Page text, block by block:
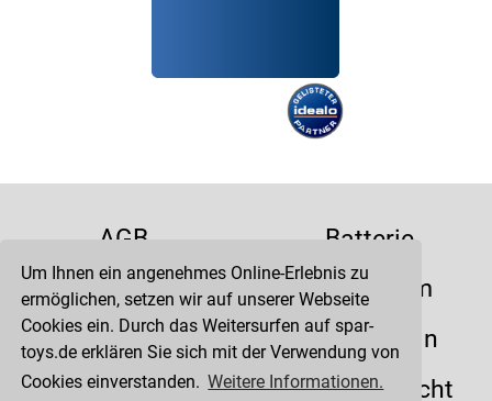
Um Ihnen ein angenehmes Online-Erlebnis zu
ermöglichen, setzen wir auf unserer Webseite
Cookies ein. Durch das Weitersurfen auf spar-
toys.de erklären Sie sich mit der Verwendung von
Cookies einverstanden. Weitere Informationen.
AGB
Batterie
Datenschutz
Impressum
Kontakt
Liefertermin
Versandkosten
Widerrufsrecht